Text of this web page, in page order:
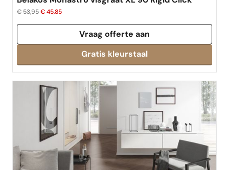
€ 53,95€ 45,85
Vraag offerte aan
Gratis kleurstaal